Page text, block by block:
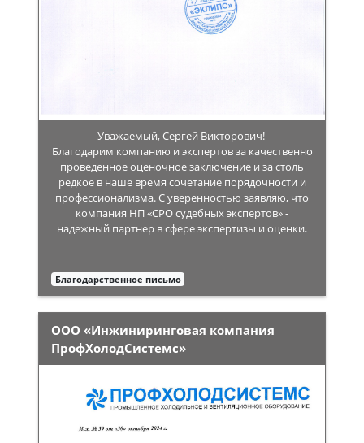
Уважаемый, Сергей Викторович!
Благодарим компанию и экспертов за качественно
проведенное оценочное заключение и за столь
редкое в наше время сочетание порядочности и
профессионализма. С уверенностью заявляю, что
компания НП «СРО судебных экспертов» -
надежный партнер в сфере экспертизы и оценки.
Благодарственное письмо
ООО «Инжиниринговая компания
ПрофХолодСистемс»